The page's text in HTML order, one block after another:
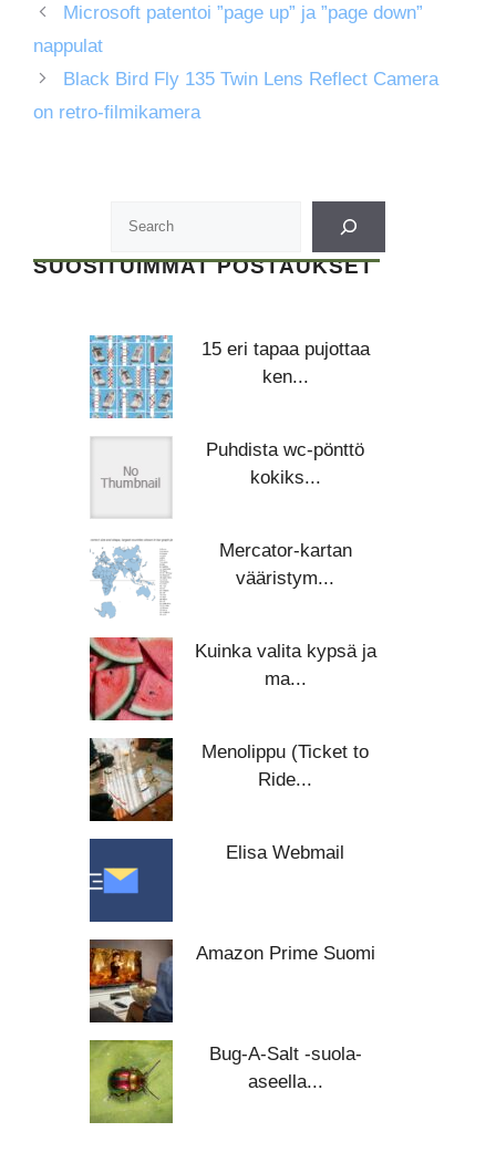
Microsoft patentoi ”page up” ja ”page down”
nappulat
Black Bird Fly 135 Twin Lens Reflect Camera
on retro-filmikamera
SUOSITUIMMAT POSTAUKSET
15 eri tapaa pujottaa
ken...
Puhdista wc-pönttö
kokiks...
Mercator-kartan
vääristym...
Kuinka valita kypsä ja
ma...
Menolippu (Ticket to
Ride...
Elisa Webmail
Amazon Prime Suomi
Bug-A-Salt -suola-
aseella...